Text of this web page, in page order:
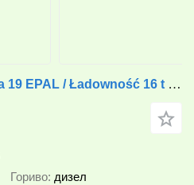
Scania R540 6x2 / Firanka 19 EPAL / Ładowność 16 t / DMC 68 t
Гориво дизел